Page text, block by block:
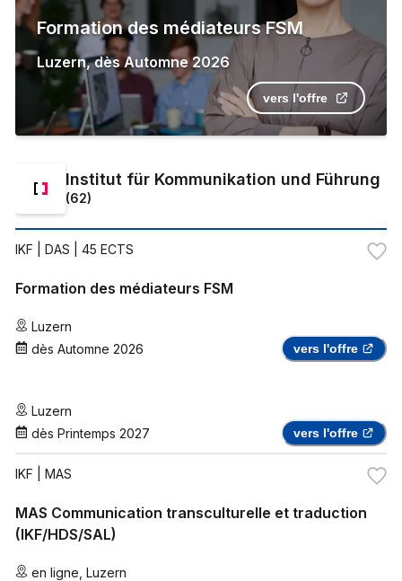
Formation des médiateurs FSM
Luzern,dès Automne 2026
vers l'offre
Institut für Kommunikation und Führung
(62)
IKF | DAS | 45 ECTS
Formation des médiateurs FSM
Luzern
dès Automne 2026 vers l'offre
Luzern
dès Printemps 2027 vers l'offre
IKF | MAS
MAS Communication transculturelle et traduction
(IKF/HDS/SAL)
en ligne Luzern